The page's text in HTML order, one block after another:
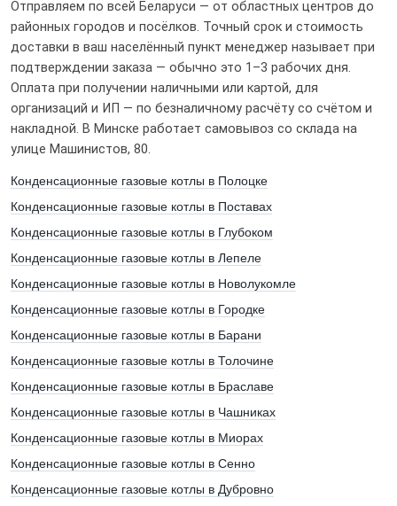
Я даю свое согласие на обработку персональных данных
Отправляем по всей Беларуси — от областных центров до
районных городов и посёлков. Точный срок и стоимость
доставки в ваш населённый пункт менеджер называет при
подтверждении заказа — обычно это 1–3 рабочих дня.
Оплата при получении наличными или картой, для
организаций и ИП — по безналичному расчёту со счётом и
накладной. В Минске работает самовывоз со склада на
улице Машинистов, 80.
Конденсационные газовые котлы в Полоцке
Конденсационные газовые котлы в Поставах
Конденсационные газовые котлы в Глубоком
Конденсационные газовые котлы в Лепеле
Конденсационные газовые котлы в Новолукомле
Конденсационные газовые котлы в Городке
Конденсационные газовые котлы в Барани
Конденсационные газовые котлы в Толочине
Конденсационные газовые котлы в Браславе
Конденсационные газовые котлы в Чашниках
Конденсационные газовые котлы в Миорах
Конденсационные газовые котлы в Сенно
Конденсационные газовые котлы в Дубровно